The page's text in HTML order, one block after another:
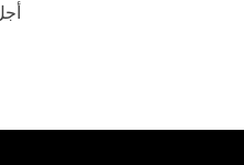
أجل